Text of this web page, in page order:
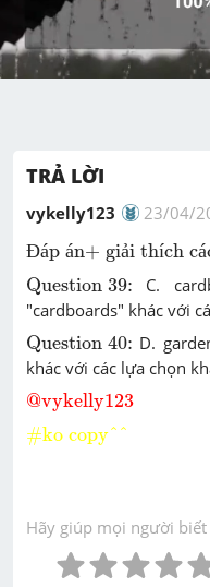
TRẢ LỜI
vykelly123
23/04/
Đáp án+ giải thích cá
Đáp án+ giải thích
Question 39:
Question 39: C.
"cardboards" khác với
Question 40:
Question 40:D.
khác với các lựa chọn
@vykelly123
@vykelly123
#ko copy^^
#ko copy^^
Hãy giúp mọi người